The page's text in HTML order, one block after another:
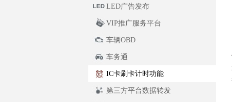
LED广告发布
VIP推广服务平台
车辆OBD
车务通
IC卡刷卡计时功能
第三方平台数据转发